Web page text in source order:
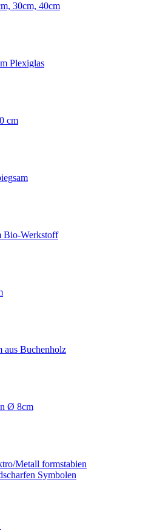
30cm, 40cm
Plexiglas
cm
Bio-Werkstoff
aus Buchenholz
Ø 8cm
Metall formstabien
Symbolen